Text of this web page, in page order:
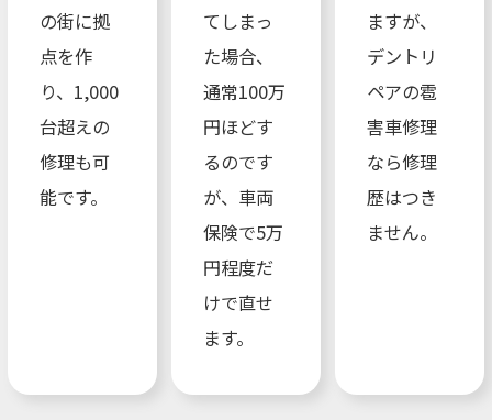
の街に拠
点を作
り、1,000
台超えの
修理も可
能です。
てしまっ
た場合、
通常100万
円ほどす
るのです
が、車両
保険で5万
円程度だ
けで直せ
ます。
ますが、
デントリ
ペアの雹
害車修理
なら修理
歴はつき
ません。